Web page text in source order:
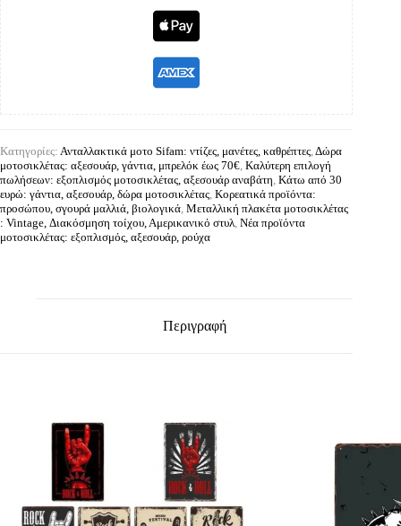
Κατηγορίες: Ανταλλακτικά μοτο Sifam: ντίζες, μανέτες, καθρέπτες,Δώρα
μοτοσικλέτας: αξεσουάρ, γάντια, μπρελόκ έως 70€, Καλύτερη επιλογή
πωλήσεων: εξοπλισμός μοτοσικλέτας, αξεσουάρ αναβάτη, Κάτω από 30
ευρώ: γάντια, αξεσουάρ, δώρα μοτοσικλέτας, Κορεατικά προϊόντα:
προσώπου, σγουρά μαλλιά, βιολογικά, Μεταλλική πλακέτα μοτοσικλέτας
: Vintage, Διακόσμηση τοίχου, Αμερικανικό στυλ, Νέα προϊόντα
μοτοσικλέτας: εξοπλισμός, αξεσουάρ, ρούχα
Περιγραφή